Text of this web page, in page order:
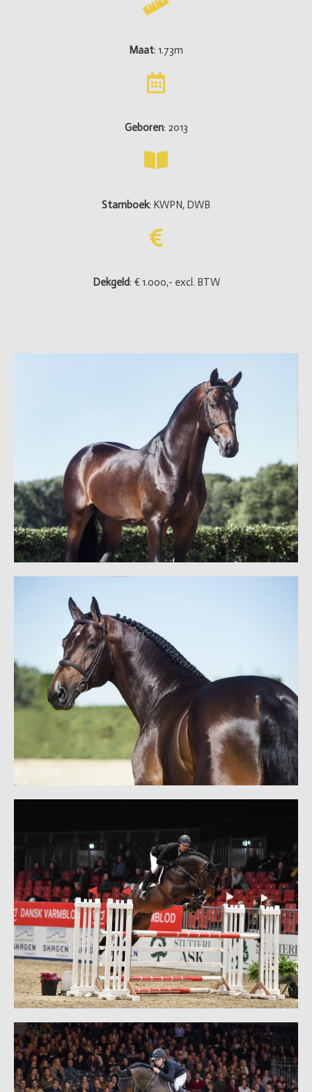
Maat: 1.73m
Geboren: 2013
Stamboek: KWPN, DWB
Dekgeld: € 1.000,- excl. BTW